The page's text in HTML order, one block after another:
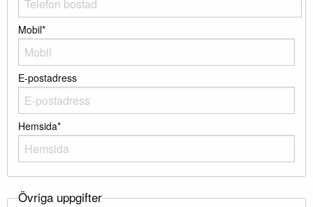
Mobil*
E-postadress
Hemsida*
Övriga uppgifter